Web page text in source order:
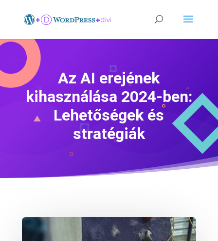
Az AI erejének
kihasználása 2024-ben:
Lehetőségek és
stratégiák